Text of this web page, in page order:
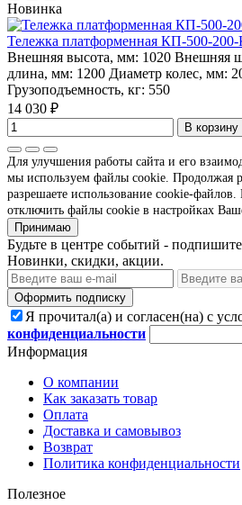
Новинка
Тележка платформенная КП-500-
Внешняя высота, мм: 1020 Внешняя
длина, мм: 1200 Диаметр колес, мм:
Грузоподъемность, кг: 550
14 030 ₽
В корзину
Для улучшения работы сайта и его
мы используем файлы cookie. Продолжая
разрешаете использование cookie-
отключить файлы cookie в настройках
Принимаю
Будьте в центре событий -
Новинки, скидки, акции.
Оформить подписку
Я прочитал(а) и согласен(на) с
конфиденциальности
Информация
О компании
Как заказать товар
Оплата
Доставка и самовывоз
Возврат
Политика конфиденциальности
Полезное